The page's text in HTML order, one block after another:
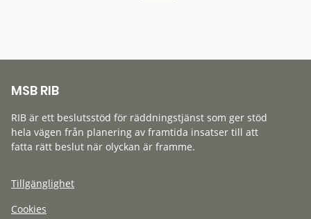
MSB RIB
RIB är ett beslutsstöd för räddningstjänst som ger stöd
hela vägen från planering av framtida insatser till att
fatta rätt beslut när olyckan är framme.
Tillgänglighet
Cookies